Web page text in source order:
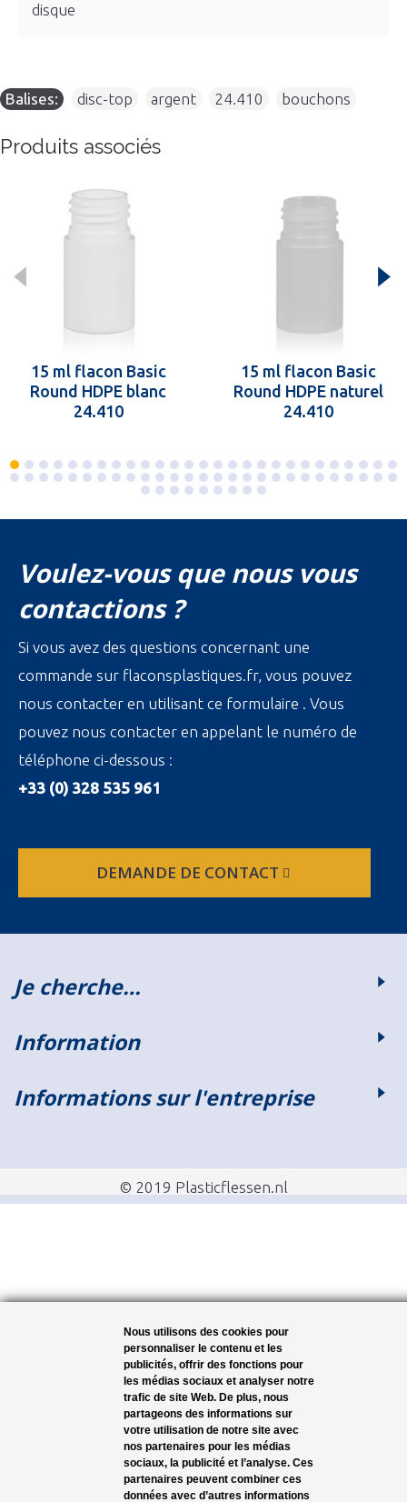
disque
Balises: disc-top argent 24.410 bouchons
Produits associés
15 ml flacon Basic
Round HDPE blanc
24.410
15 ml flacon Basic
Round HDPE naturel
24.410
Voulez-vous que nous vous
contactions ?
Si vous avez des questions concernant une
commande sur flaconsplastiques.fr, vous pouvez
nous contacter en utilisant ce formulaire . Vous
pouvez nous contacter en appelant le numéro de
téléphone ci-dessous :
+33 (0) 328 535 961
DEMANDE DE CONTACT
Je cherche…
Information
Informations sur l'entreprise
© 2019 Plasticflessen.nl
Nous utilisons des cookies pour
personnaliser le contenu et les
publicités, offrir des fonctions pour
les médias sociaux et analyser notre
trafic de site Web. De plus, nous
partageons des informations sur
votre utilisation de notre site avec
nos partenaires pour les médias
sociaux, la publicité et l’analyse. Ces
partenaires peuvent combiner ces
données avec d’autres informations